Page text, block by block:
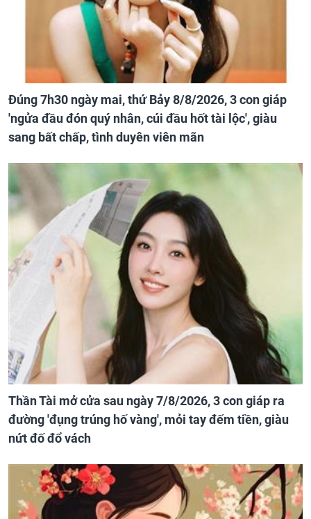
Đúng 7h30 ngày mai, thứ Bảy 8/8/2026, 3 con giáp
'ngửa đầu đón quý nhân, cúi đầu hốt tài lộc', giàu
sang bất chấp, tình duyên viên mãn
Thần Tài mở cửa sau ngày 7/8/2026, 3 con giáp ra
đường 'đụng trúng hố vàng', mỏi tay đếm tiền, giàu
nứt đố đổ vách